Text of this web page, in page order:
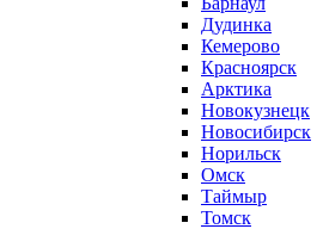
Дудинка
Кемерово
Красноярск
Арктика
Новокузнецк
Новосибирск
Норильск
Омск
Таймыр
Томск